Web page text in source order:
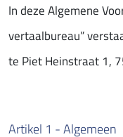
In deze Algemene
vertaalbureau”
te Piet Heinstraat 1,
Artikel 1 - Algemeen